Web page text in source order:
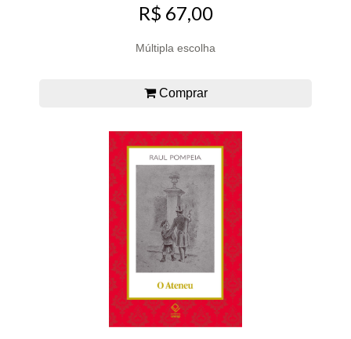
R$ 67,00
Múltipla escolha
Comprar